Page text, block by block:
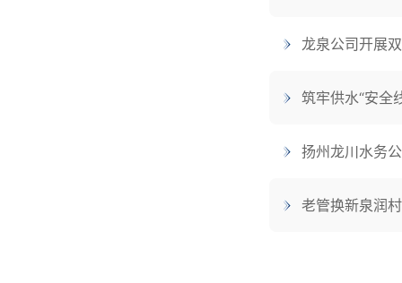
龙泉公司开展
筑牢供水“安全
扬州龙川水务
老管换新泉润